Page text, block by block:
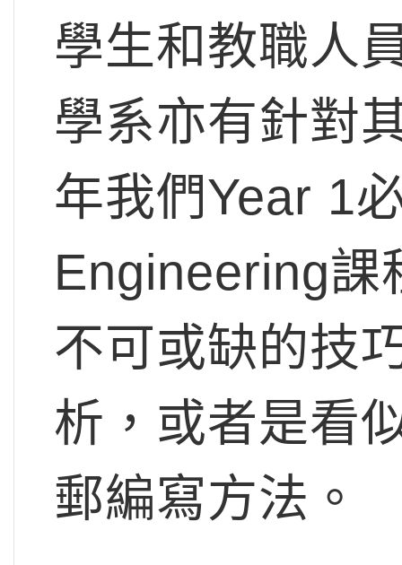
學生和教職人
學系亦有針對
年我們Year 1
Engineering課
不可或缺的技
析，或者是看
郵編寫方法。